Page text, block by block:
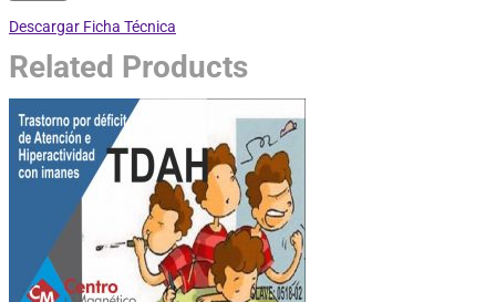
Descargar Ficha Técnica
Related Products